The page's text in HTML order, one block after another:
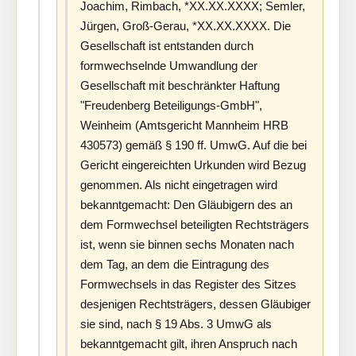
Joachim, Rimbach, *XX.XX.XXXX; Semler,
Jürgen, Groß-Gerau, *XX.XX.XXXX. Die
Gesellschaft ist entstanden durch
formwechselnde Umwandlung der
Gesellschaft mit beschränkter Haftung
"Freudenberg Beteiligungs-GmbH",
Weinheim (Amtsgericht Mannheim HRB
430573) gemäß § 190 ff. UmwG. Auf die bei
Gericht eingereichten Urkunden wird Bezug
genommen. Als nicht eingetragen wird
bekanntgemacht: Den Gläubigern des an
dem Formwechsel beteiligten Rechtsträgers
ist, wenn sie binnen sechs Monaten nach
dem Tag, an dem die Eintragung des
Formwechsels in das Register des Sitzes
desjenigen Rechtsträgers, dessen Gläubiger
sie sind, nach § 19 Abs. 3 UmwG als
bekanntgemacht gilt, ihren Anspruch nach